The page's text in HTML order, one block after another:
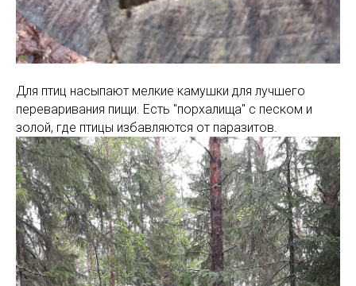
Для птиц насыпают мелкие камушки для лучшего
переваривания пищи. Есть "порхалища" с песком и
золой, где птицы избавляются от паразитов.